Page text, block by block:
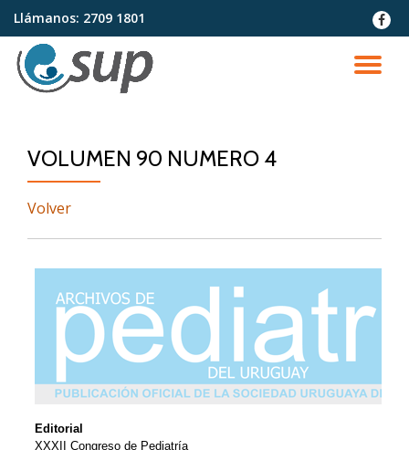
Saltar
contenido
Llámanos: 2709 1801
fa-
VOLUMEN 90 NUMERO 4
Volver